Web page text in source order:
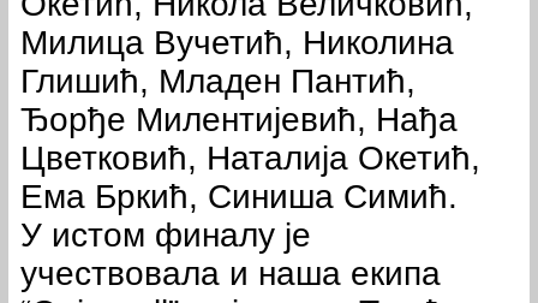
Милица Вучетић, Николина
Глишић, Младен Пантић,
Ђорђе Милентијевић, Нађа
Цветковић, Наталија Окетић,
Ема Бркић, Синиша Симић.
У истом финалу је
учествовала и наша екипа